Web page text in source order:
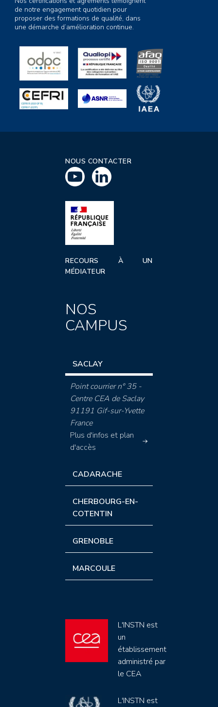
de notre engagement quotidien pour
proposer des formations de qualité, dans
une démarche d’amélioration continue.
NOUS CONTACTER
RECOURS À UN
MÉDIATEUR
NOS
CAMPUS
SACLAY
Point courrier n° 35 -
Centre CEA de Saclay
91191 Gif-sur-Yvette
France
Plus d'infos et plan
d'accès
CADARACHE
CHERBOURG-EN-
COTENTIN
GRENOBLE
MARCOULE
L'INSTN est
un
établissement
administré par
le CEA
L'INSTN est